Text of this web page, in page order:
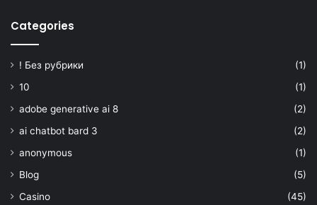
Categories
! Без рубрики
(1)
10
(1)
adobe generative ai 8
(2)
ai chatbot bard 3
(2)
anonymous
(1)
Blog
(5)
Casino
(45)